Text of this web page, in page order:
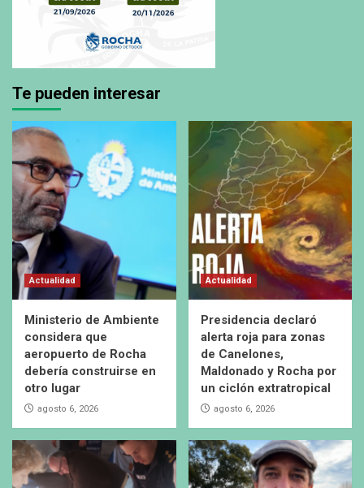
Te pueden interesar
Actualidad
Ministerio de Ambiente
considera que
aeropuerto de Rocha
debería construirse en
otro lugar
agosto 6, 2026
Actualidad
Presidencia declaró
alerta roja para zonas
de Canelones,
Maldonado y Rocha por
un ciclón extratropical
agosto 6, 2026